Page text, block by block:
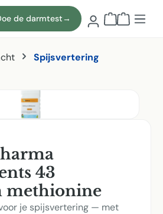
de darmtest→
Spijsvertering
43
methionine
je spijsvertering — met